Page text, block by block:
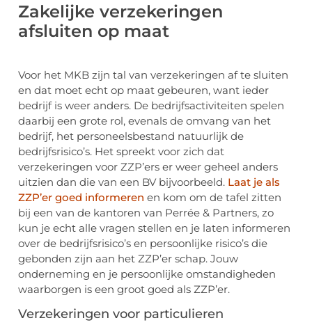
Zakelijke verzekeringen
afsluiten op maat
Voor het MKB zijn tal van verzekeringen af te sluiten
en dat moet echt op maat gebeuren, want ieder
bedrijf is weer anders. De bedrijfsactiviteiten spelen
daarbij een grote rol, evenals de omvang van het
bedrijf, het personeelsbestand natuurlijk de
bedrijfsrisico’s. Het spreekt voor zich dat
verzekeringen voor ZZP’ers er weer geheel anders
uitzien dan die van een BV bijvoorbeeld. Laat je als
ZZP’er goed informeren en kom om de tafel zitten
bij een van de kantoren van Perrée & Partners, zo
kun je echt alle vragen stellen en je laten informeren
over de bedrijfsrisico’s en persoonlijke risico’s die
gebonden zijn aan het ZZP’er schap. Jouw
onderneming en je persoonlijke omstandigheden
waarborgen is een groot goed als ZZP’er.
Verzekeringen voor particulieren